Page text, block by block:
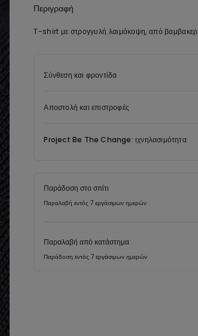
Περιγραφή
T-shirt με στρογγυλή λαιμόκοψη, από
Σύνθεση και φροντίδα
Αποστολή και επιστροφές
Project Be The Change: ιχνηλασιμότητα
Παράδοση στο σπίτι
Παραλαβή εντός 7 εργάσιμων ημερών
Παραλαβή από κατάστημα
Παράδοση εντός 7 εργάσιμων ημερών